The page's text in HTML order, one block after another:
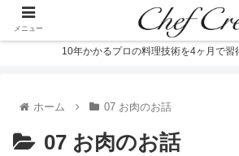
10年かかるプロの料理技術を4ヶ月で習
ホーム 07 お肉のお話
07 お肉のお話
メニュー